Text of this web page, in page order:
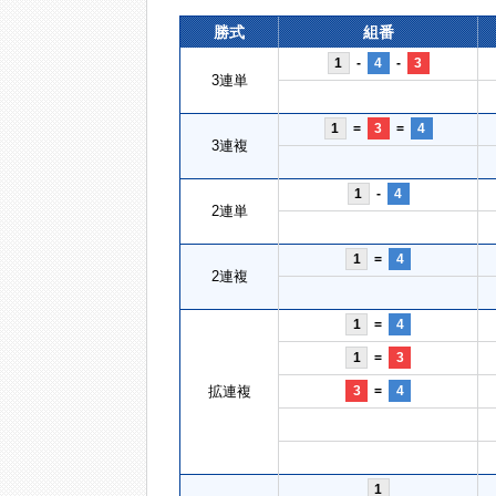
勝式 組番
3連単
1 - 4 - 3
3連複
1 = 3 = 4
2連単
1 - 4
2連複
1 = 4
拡連複
1 = 4
1 = 3
3 = 4
1